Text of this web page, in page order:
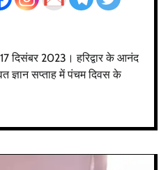
दिसंबर 2023। हरिद्वार के आनंद
ज्ञान सप्ताह में पंचम दिवस के